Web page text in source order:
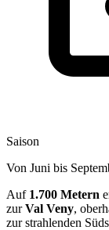
Saison
Von Juni bis
Auf 1.700 Metern
zurVal Veny,
zur strahlenden